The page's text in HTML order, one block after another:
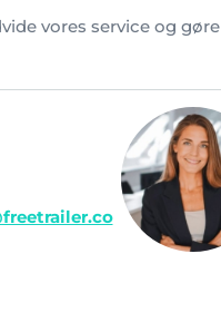
vores service og